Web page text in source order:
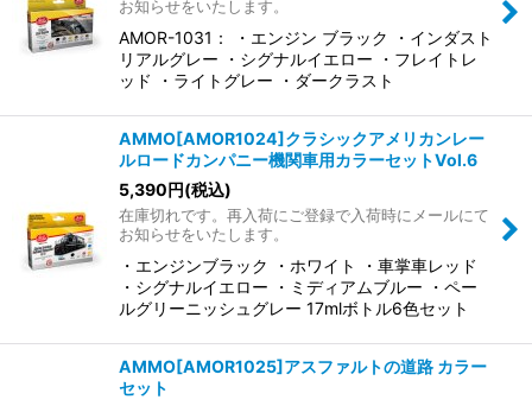
並び順:
絞り込む
お知らせをいたします。
AMOR-1031： ・エンジン ブラック ・インダスト
リアルグレー ・シグナルイエロー ・フレイトレ
ッド ・ライトグレー ・ダークラスト
AMMO[AMOR1024]クラシックアメリカンレー
ルロードカンパニー機関車用カラーセットVol.6
5,390円(税込)
在庫切れです。再入荷にご登録で入荷時にメールにて
お知らせをいたします。
・エンジンブラック ・ホワイト ・車掌車レッド
・シグナルイエロー ・ミディアムブルー ・ペー
ルグリーニッシュグレー 17mlボトル6色セット
AMMO[AMOR1025]アスファルトの道路 カラー
セット